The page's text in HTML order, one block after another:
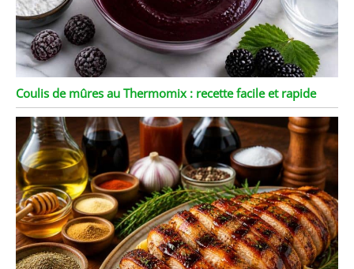
Coulis de mûres au Thermomix : recette facile et rapide